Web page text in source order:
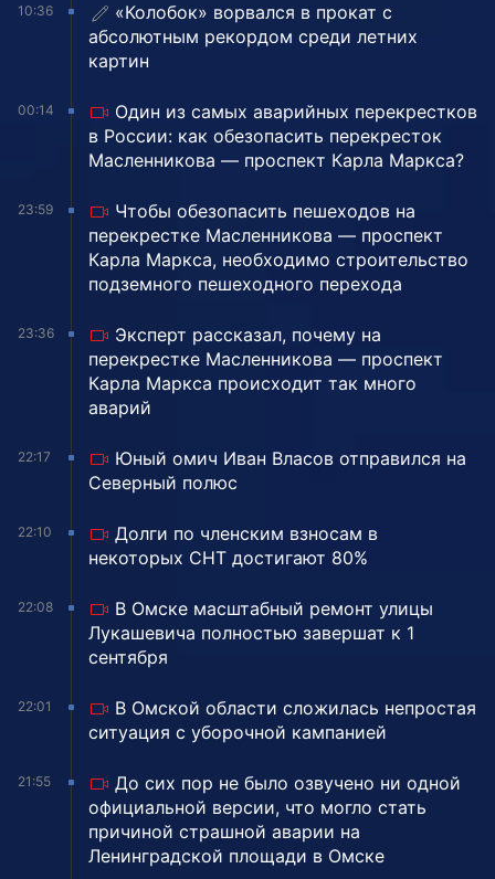
10:36
«Колобок» ворвался в прокат с
абсолютным рекордом среди летних
картин
00:14
Один из самых аварийных перекрестков
в России: как обезопасить перекресток
Масленникова — проспект Карла Маркса?
23:59
Чтобы обезопасить пешеходов на
перекрестке Масленникова — проспект
Карла Маркса, необходимо строительство
подземного пешеходного перехода
23:36
Эксперт рассказал, почему на
перекрестке Масленникова — проспект
Карла Маркса происходит так много
аварий
22:17
Юный омич Иван Власов отправился на
Северный полюс
22:10
Долги по членским взносам в
некоторых СНТ достигают 80%
22:08
В Омске масштабный ремонт улицы
Лукашевича полностью завершат к 1
сентября
22:01
В Омской области сложилась непростая
ситуация с уборочной кампанией
21:55
До сих пор не было озвучено ни одной
официальной версии, что могло стать
причиной страшной аварии на
Ленинградской площади в Омске